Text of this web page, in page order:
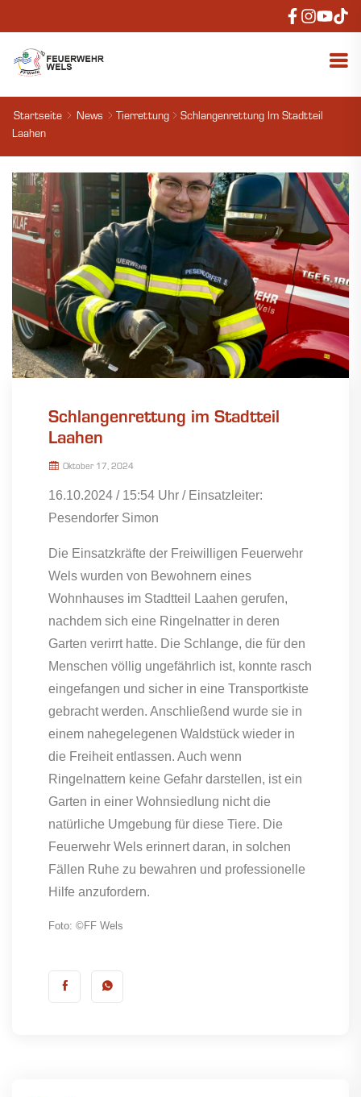
Startseite News Tierrettung
Schlangenrettung Im Stadtteil
Laahen
Schlangenrettung im Stadtteil
Laahen
Oktober 17, 2024
16.10.2024 / 15:54 Uhr / Einsatzleiter:
Pesendorfer Simon
Die Einsatzkräfte der Freiwilligen Feuerwehr
Wels wurden von Bewohnern eines
Wohnhauses im Stadtteil Laahen gerufen,
nachdem sich eine Ringelnatter in deren
Garten verirrt hatte. Die Schlange, die für den
Menschen völlig ungefährlich ist, konnte rasch
eingefangen und sicher in eine Transportkiste
gebracht werden. Anschließend wurde sie in
einem nahegelegenen Waldstück wieder in
die Freiheit entlassen. Auch wenn
Ringelnattern keine Gefahr darstellen, ist ein
Garten in einer Wohnsiedlung nicht die
natürliche Umgebung für diese Tiere. Die
Feuerwehr Wels erinnert daran, in solchen
Fällen Ruhe zu bewahren und professionelle
Hilfe anzufordern.
Foto: ©FF Wels